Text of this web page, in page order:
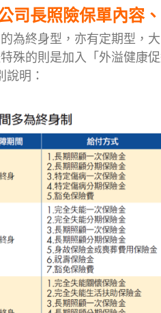
司長照險保單內容
為終身型，亦有定期型，
殊的則是加入「外溢健康
明：